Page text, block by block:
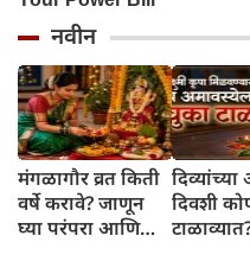
नवीन
मंगळागौर व्रत किती
वर्षे करावे? जाणून
घ्या परंपरा आणि
दिवशी